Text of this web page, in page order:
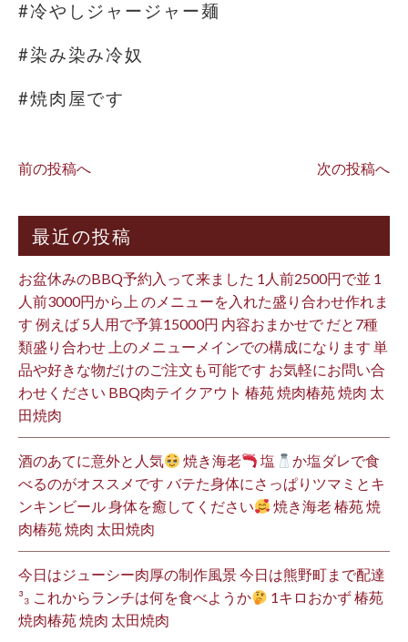
#冷やしジャージャー麺
#染み染み冷奴
#焼肉屋です
前の投稿へ 次の投稿へ
最近の投稿
お盆休みのBBQ予約入って来ました 1人前2500円で並 1
人前3000円から上 のメニューを入れた盛り合わせ作れま
す 例えば 5人用で予算15000円 内容おまかせで だと7種
類盛り合わせ 上のメニューメインでの構成になります 単
品や好きな物だけのご注文も可能です お気軽にお問い合
わせください BBQ肉テイクアウト 椿苑 焼肉椿苑 焼肉 太
田焼肉
酒のあてに意外と人気 焼き海老 塩
か塩ダレで食
べるのがオススメです バテた身体にさっぱりツマミとキ
ンキンビール 身体を癒してください
焼き海老 椿苑 焼
肉椿苑 焼肉 太田焼肉
今日はジューシー肉厚の制作風景 今日は熊野町まで配達
³₃ これからランチは何を食べようか
1キロおかず 椿苑
焼肉椿苑 焼肉 太田焼肉